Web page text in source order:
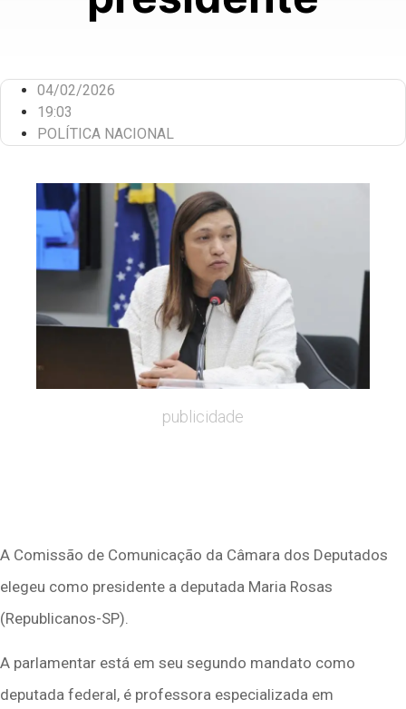
04/02/2026
19:03
POLÍTICA NACIONAL
publicidade
A Comissão de Comunicação da Câmara dos Deputados
elegeu como presidente a deputada Maria Rosas
(Republicanos-SP).
A parlamentar está em seu segundo mandato como
deputada federal, é professora especializada em